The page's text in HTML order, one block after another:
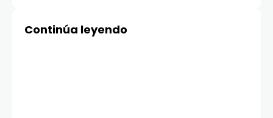
Continúa leyendo